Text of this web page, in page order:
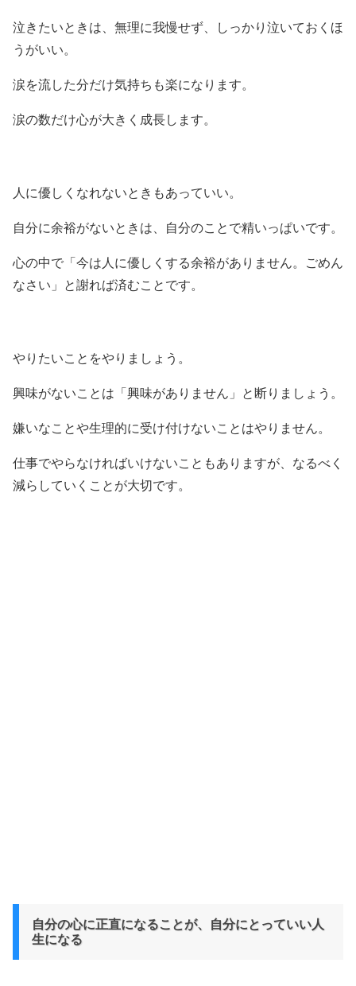
泣きたいときは、無理に我慢せず、しっかり泣いておくほ
うがいい。
涙を流した分だけ気持ちも楽になります。
涙の数だけ心が大きく成長します。
人に優しくなれないときもあっていい。
自分に余裕がないときは、自分のことで精いっぱいです。
心の中で「今は人に優しくする余裕がありません。ごめん
なさい」と謝れば済むことです。
やりたいことをやりましょう。
興味がないことは「興味がありません」と断りましょう。
嫌いなことや生理的に受け付けないことはやりません。
仕事でやらなければいけないこともありますが、なるべく
減らしていくことが大切です。
自分の心に正直になることが、自分にとっていい人
生になる